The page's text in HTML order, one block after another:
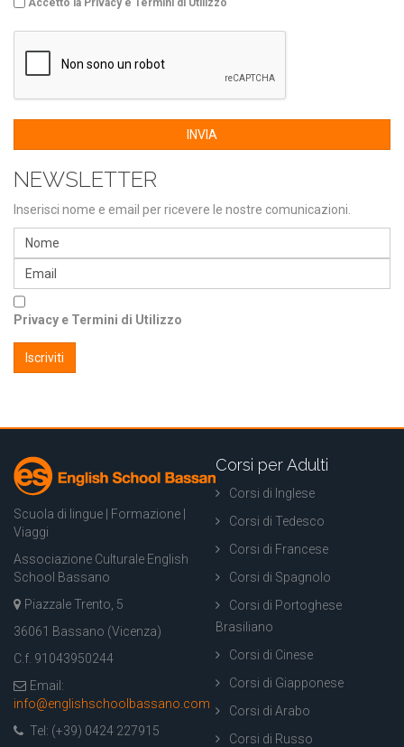
Accetto la Privacy e Termini di Utilizzo
INVIA
NEWSLETTER
Inserisci nome e email per ricevere le nostre comunicazioni.
Privacy e Termini di Utilizzo
Scuola di lingue | Formazione |
Viaggi
Associazione Culturale English
School Bassano
Piazzale Trento, 5
36061 Bassano (Vicenza)
C.f. 91043950244
Email:
info@englishschoolbassano.com
Tel: (+39) 0424 227915
Corsi per Adulti
Corsi di Inglese
Corsi di Tedesco
Corsi di Francese
Corsi di Spagnolo
Corsi di Portoghese
Brasiliano
Corsi di Cinese
Corsi di Giapponese
Corsi di Arabo
Corsi di Russo